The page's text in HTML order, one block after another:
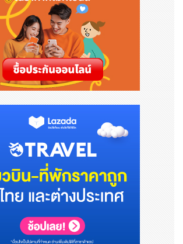
แบบไป-กลับ ระหว่างสถานีชลบุรีในประเท
กท่านาแล้งในประเทศลาว โดยใช้ตู้คอนเท
โดยผู้ให้บริการขนส่งสินค้าของญี่ปุ่นสามร
อนเทนเนอร์ของเอ็นเอ็กซ์ กรุ๊ป ซึ่งบรรทุก
น 16 พาเลท พร้อมติดตั้งอุปกรณ์บันทึกข้
เพื่อใช้เก็บข้อมูลระหว่างการขนส่ง เช่
อน เป็นต้น
นิกส์สำหรับวัดข้อมูลสภาพแวดล้อมและค่
ๆ โดยอัตโนมัติผ่านเซนเซอร์ เช่น อุณหภูมิ
ฟ้า ความดัน และแรงกระแทก โดยสามาร
อมูลได้อย่างต่อเนื่องในช่วงระยะเวลาหนึ่
นเทนเนอร์ของเอ็นเอ็กซ์ กรุ๊ป